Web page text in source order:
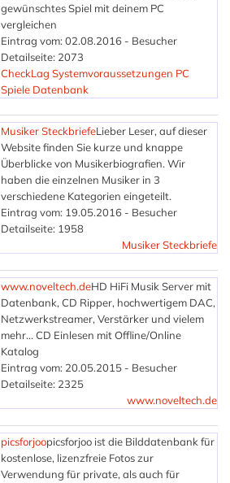
gewünschtes Spiel mit deinem PC
vergleichen
Eintrag vom: 02.08.2016 - Besucher
Detailseite: 2073
CheckLag Systemvoraussetzungen PC
Spiele Datenbank
Musiker SteckbriefeLieber Leser, auf dieser
Website finden Sie kurze und knappe
Überblicke von Musikerbiografien. Wir
haben die einzelnen Musiker in 3
verschiedene Kategorien eingeteilt.
Eintrag vom: 19.05.2016 - Besucher
Detailseite: 1958
Musiker Steckbriefe
www.noveltech.deHD HiFi Musik Server mit
Datenbank, CD Ripper, hochwertigem DAC,
Netzwerkstreamer, Verstärker und vielem
mehr... CD Einlesen mit Offline/Online
Katalog
Eintrag vom: 20.05.2015 - Besucher
Detailseite: 2325
www.noveltech.de
picsforjoopicsforjoo ist die Bilddatenbank für
kostenlose, lizenzfreie Fotos zur
Verwendung für private, als auch für